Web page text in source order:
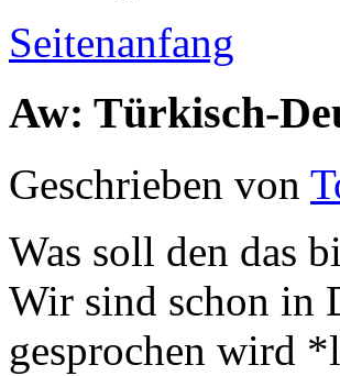
Seitenanfang
Aw: Türkisch-
Geschrieben von
Was soll den das
Wir sind schon in
gesprochen wird